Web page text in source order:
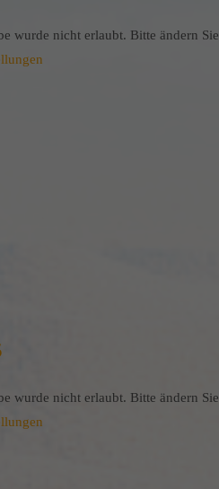
wurde nicht erlaubt. Bitte ändern Sie
wurde nicht erlaubt. Bitte ändern Sie